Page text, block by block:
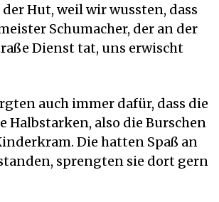
Hut, weil wir wussten, dass
Schumacher, der an der
Dienst tat, uns erwischt
auch immer dafür, dass die
Halbstarken, also die Burschen
Die hatten Spaß an
sprengten sie dort gern